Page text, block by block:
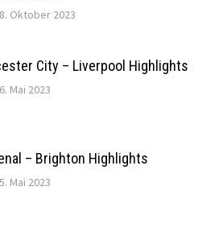
Oktober 2023
City – Liverpool Highlights
Mai 2023
– Brighton Highlights
Mai 2023